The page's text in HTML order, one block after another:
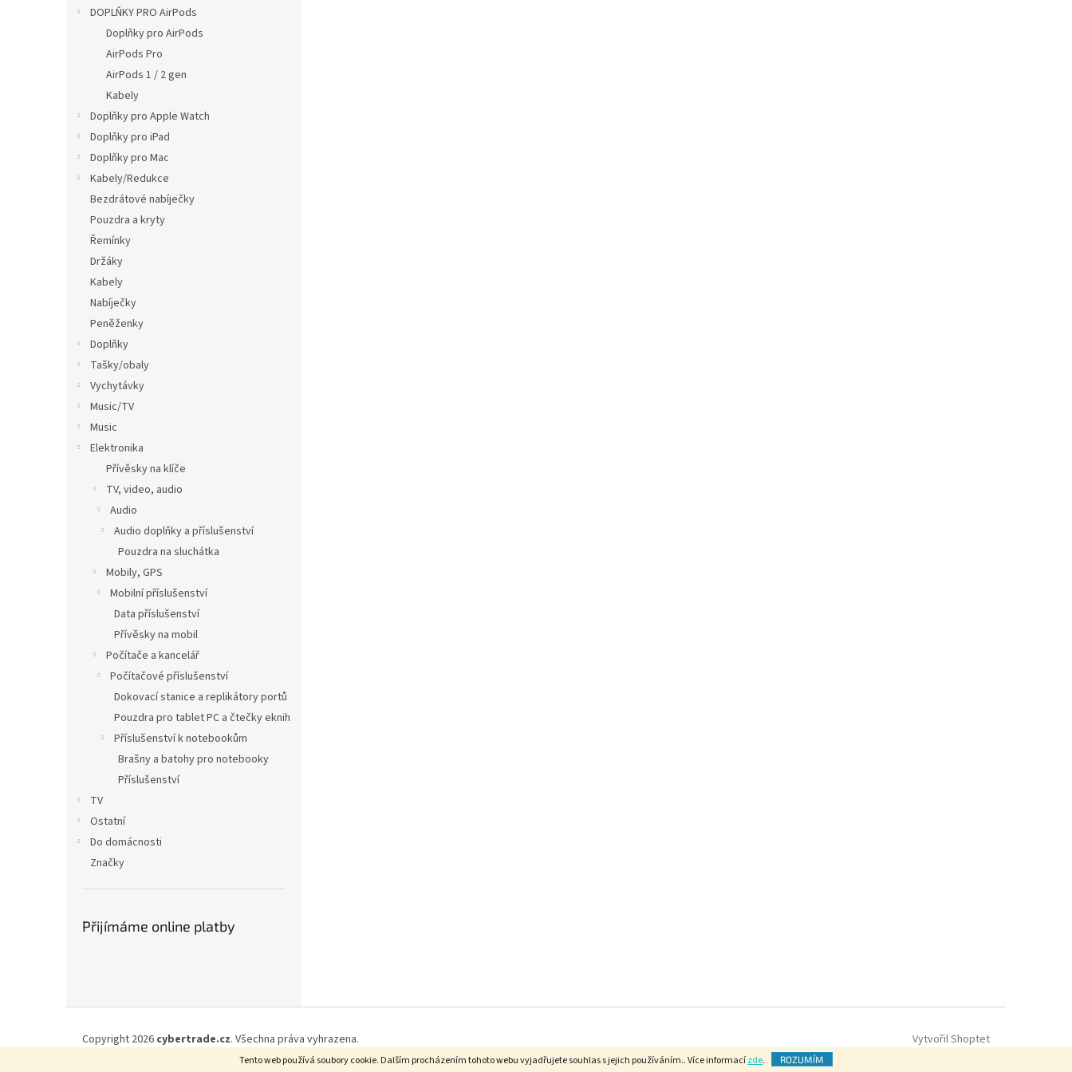
Tento web používá soubory cookie. Dalším procházením tohoto webu vyjadřujete souhlas s jejich používáním.. Více informacízde. ROZUMÍM
DOPLŇKY PRO AirPods
Doplňky pro AirPods
AirPods Pro
AirPods 1 / 2 gen
Kabely
Doplňky pro Apple Watch
Doplňky pro iPad
Doplňky pro Mac
Kabely/Redukce
Bezdrátové nabíječky
Pouzdra a kryty
Řemínky
Držáky
Kabely
Nabíječky
Peněženky
Doplňky
Tašky/obaly
Vychytávky
Music/TV
Music
Elektronika
Přívěsky na klíče
TV, video, audio
Audio
Audio doplňky a příslušenství
Pouzdra na sluchátka
Mobily, GPS
Mobilní příslušenství
Data příslušenství
Přívěsky na mobil
Počítače a kancelář
Počítačové příslušenství
Dokovací stanice a replikátory portů
Pouzdra pro tablet PC a čtečky eknih
Příslušenství k notebookům
Brašny a batohy pro notebooky
Příslušenství
TV
Ostatní
Do domácnosti
Značky
Přijímáme online platby
p
Vytvořil Shoptet
Copyright 2026 cybertrade.cz. Všechna práva vyhrazena.